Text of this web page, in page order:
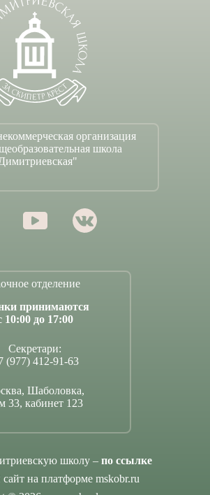
организация
школа
отделение
принимаются
10:00 до 17:00
Секретари:
(977) 412-91-63
Шаболовка,
33, кабинет 123
школу –по ссылке
на платформе mskobr.ru